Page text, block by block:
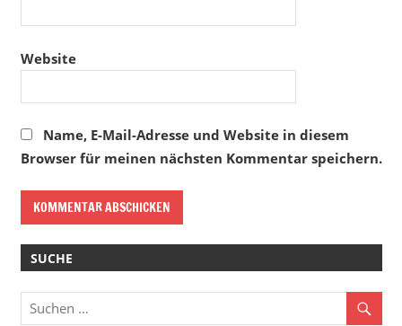
Website
Name, E-Mail-Adresse und Website in diesem
Browser für meinen nächsten Kommentar speichern.
SUCHE